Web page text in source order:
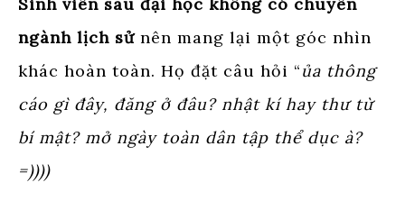
ngành lịch sửnên mang lại một góc nhìn
khác hoàn toàn. Họ đặt câu hỏi “ủa thông
cáo gì đây, đăng ở đâu? nhật kí hay thư từ
bí mật? mở ngày toàn dân tập thể dục à?
=))))